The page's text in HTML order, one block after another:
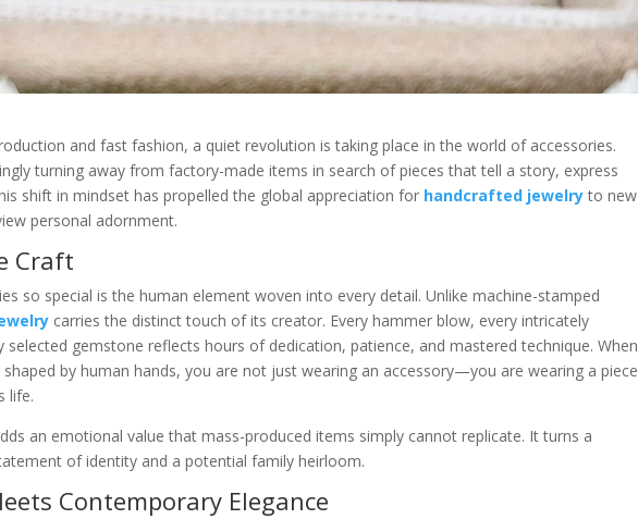
and fast fashion, a quiet revolution is taking place in the world of accessories.
turning away from factory-made items in search of pieces that tell a story, express
shift in mindset has propelled the global appreciation for handcrafted jewelryto new
personal adornment.
Craft
so special is the human element woven into every detail. Unlike machine-stamped
carries the distinct touch of its creator. Every hammer blow, every intricately
selected gemstone reflects hours of dedication, patience, and mastered technique. When
by human hands, you are not just wearing an accessory—you are wearing a piece
life.
an emotional value that mass-produced items simply cannot replicate. It turns a
of identity and a potential family heirloom.
Contemporary Elegance